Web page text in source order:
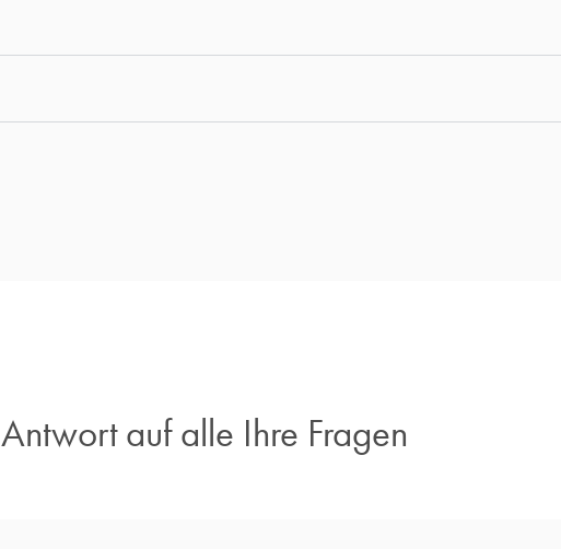
Antwort auf alle Ihre Fragen​